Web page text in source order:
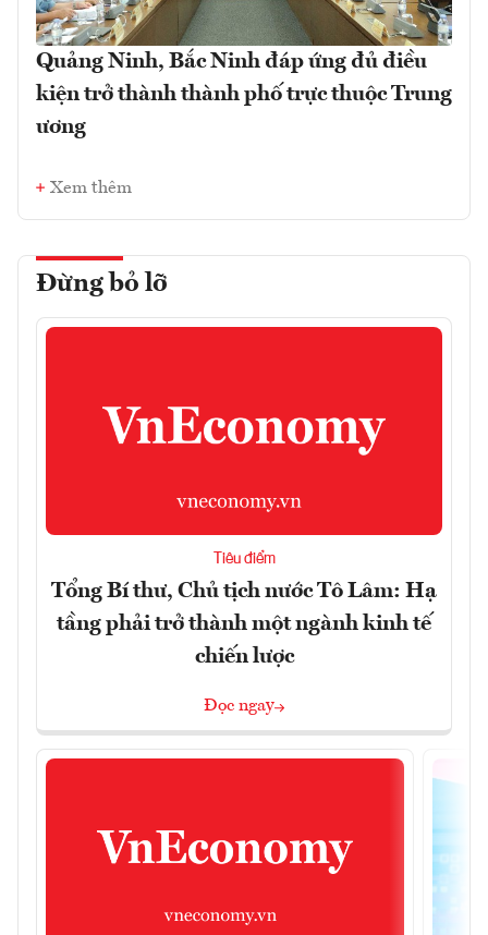
Quảng Ninh, Bắc Ninh đáp ứng đủ điều
kiện trở thành thành phố trực thuộc Trung
ương
Xem thêm
Đừng bỏ lỡ
Tiêu điểm
Tổng Bí thư, Chủ tịch nước Tô Lâm: Hạ
tầng phải trở thành một ngành kinh tế
chiến lược
Đọc ngay